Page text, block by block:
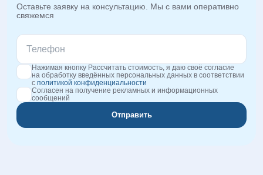
Оставьте заявку на консультацию. Мы с вами оперативно
свяжемся
Нажимая кнопку Рассчитать стоимость, я даю своё согласие
на обработку введённых персональных данных в соответствии
с политикой конфиденциальности
Согласен на получение рекламных и информационных
сообщений
Отправить